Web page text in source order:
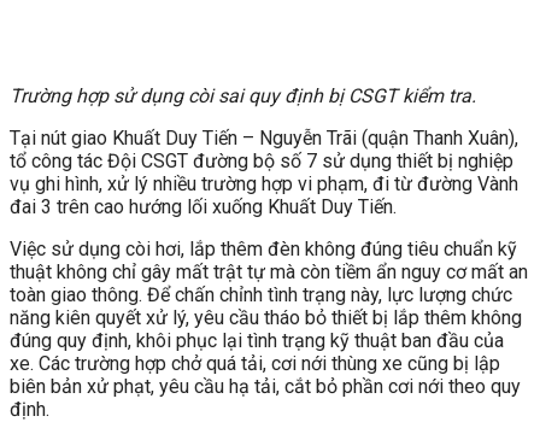
Trường hợp sử dụng còi sai quy định bị CSGT kiểm tra.
Tại nút giao Khuất Duy Tiến – Nguyễn Trãi (quận Thanh Xuân),
tổ công tác Đội CSGT đường bộ số 7 sử dụng thiết bị nghiệp
vụ ghi hình, xử lý nhiều trường hợp vi phạm, đi từ đường Vành
đai 3 trên cao hướng lối xuống Khuất Duy Tiến.
Việc sử dụng còi hơi, lắp thêm đèn không đúng tiêu chuẩn kỹ
thuật không chỉ gây mất trật tự mà còn tiềm ẩn nguy cơ mất an
toàn giao thông. Để chấn chỉnh tình trạng này, lực lượng chức
năng kiên quyết xử lý, yêu cầu tháo bỏ thiết bị lắp thêm không
đúng quy định, khôi phục lại tình trạng kỹ thuật ban đầu của
xe. Các trường hợp chở quá tải, cơi nới thùng xe cũng bị lập
biên bản xử phạt, yêu cầu hạ tải, cắt bỏ phần cơi nới theo quy
định.